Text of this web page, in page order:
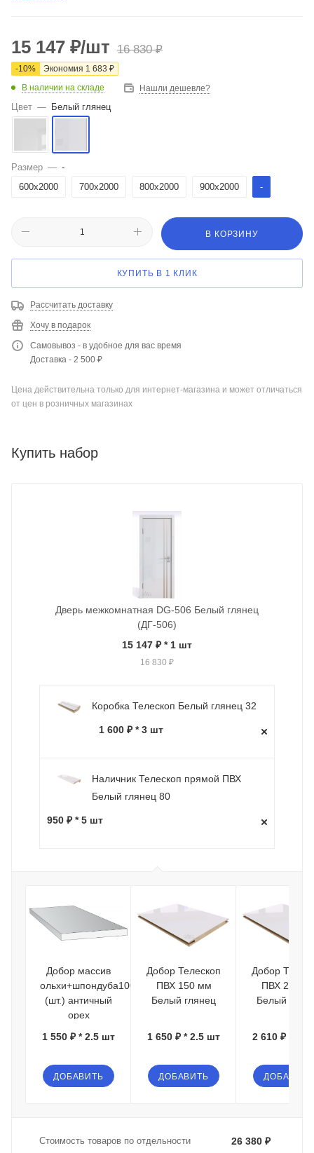
15 147 ₽/шт 16 830₽
-10% Экономия 1 683 ₽
В наличии на складе
Нашли дешевле?
Цвет — Белый глянец
Размер — -
600x2000
700x2000 800x2000 900x2000 -
В КОРЗИНУ
КУПИТЬ В 1 КЛИК
Рассчитать доставку
Хочу в подарок
Самовывоз - в удобное для вас время
Доставка - 2 500 ₽
Цена действительна только для интернет-магазина и может отличаться
от цен в розничных магазинах
Купить набор
Дверь межкомнатная DG-506 Белый глянец
(ДГ-506)
15 147 ₽ * 1 шт
16 830 ₽
Коробка Телескоп Белый глянец 32
1 600 ₽ * 3 шт
Наличник Телескоп прямой ПВХ
Белый глянец 80
950 ₽ * 5 шт
Добор массив
ольхи+шпондуба100*15*2080
(шт.) античный
орех
1 550 ₽ * 2.5 шт
ДОБАВИТЬ
Добор Телескоп
ПВХ 150 мм
Белый глянец
1 650 ₽ * 2.5 шт
ДОБАВИТЬ
Добор
ПВХ 200
Белый
2 610 ₽ * 2.5
ДОБАВИТЬ
Стоимость товаров по отдельности 26 380 ₽